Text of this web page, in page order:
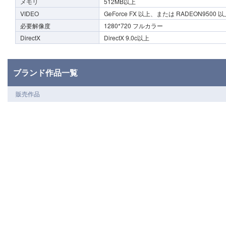
VIDEO
GeForce FX 以上、または RADEON9500
必要解像度
1280*720 フルカラー
DirectX
DirectX 9.0c以上
ブランド作品一覧
販売作品